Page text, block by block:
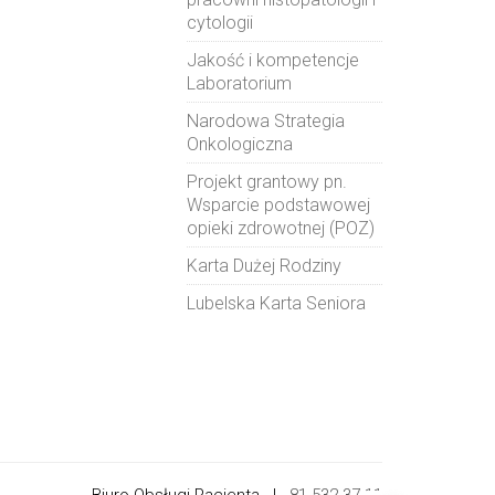
cytologii
Jakość i kompetencje
Laboratorium
Narodowa Strategia
Onkologiczna
Projekt grantowy pn.
Wsparcie podstawowej
opieki zdrowotnej (POZ)
Karta Dużej Rodziny
Lubelska Karta Seniora